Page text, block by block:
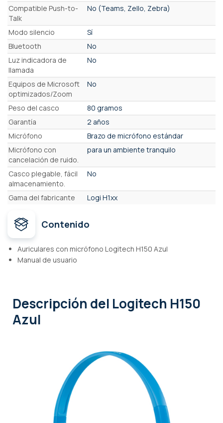
Compatible Push-to-
Talk
No (Teams, Zello, Zebra)
Modo silencio
Sí
Bluetooth
No
Luz indicadora de
llamada
No
Equipos de Microsoft
optimizados/Zoom
No
Peso del casco
80 gramos
Garantía
2 años
Micrófono
Brazo de micrófono estándar
Micrófono con
cancelación de ruido.
para un ambiente tranquilo
Casco plegable, fácil
almacenamiento.
No
Gama del fabricante Logi H1xx
Contenido
Auriculares con micrófono Logitech H150 Azul
Manual de usuario
Descripción del Logitech H150
Azul